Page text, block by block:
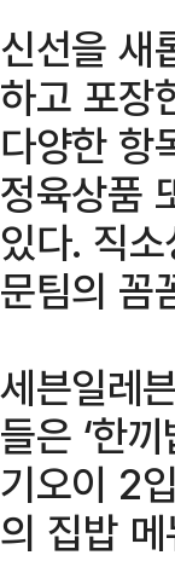
신선을 새
하고 포장
다양한 항
정육상품
있다. 직
문팀의 꼼
세븐일레
들은 ‘한
기오이 2
의 집밥